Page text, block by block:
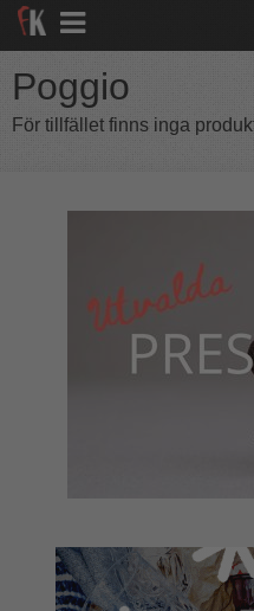
Poggio
För tillfället finns inga